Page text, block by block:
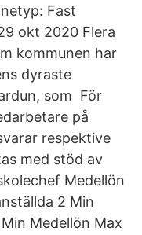
Fast
okt 2020 Flera
kommunen har
dyraste
som För
på
respektive
med stöd av
Medellön
2 Min
Medellön Max